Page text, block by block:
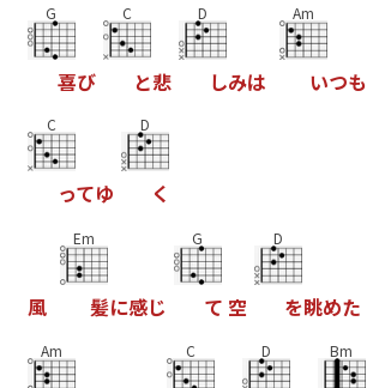
G
喜び
C
と悲
D
しみは
Am
いつも
C
ってゆ
D
く
風
Em
髪に感じ
G
て 空
D
を眺めた
Am C D Bm